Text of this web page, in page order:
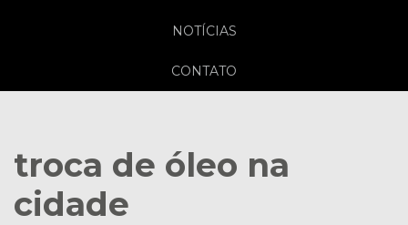
NOTÍCIAS
CONTATO
troca de óleo na
cidade